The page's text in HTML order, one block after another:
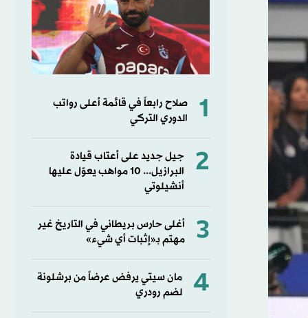
1
صلاح رابعاً في قائمة أعلى رواتب
الدوري التركي
2
جيل جديد على أعتاب قيادة
البرازيل... 10 مواهب يعوّل عليها
أنشيلوتي
3
أغلى حارس بريطاني في التاريخ غير
مهتم بـ«إثبات أي شيء»
4
مان سيتي يرفض عرضاً من برشلونة
لضم رودري